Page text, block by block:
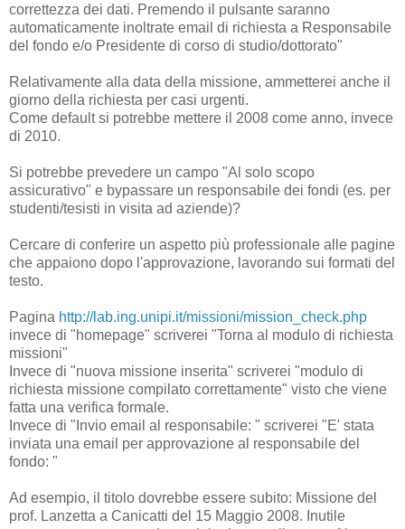
correttezza dei dati. Premendo il pulsante saranno
automaticamente inoltrate email di richiesta a Responsabile
del fondo e/o Presidente di corso di studio/dottorato"
Relativamente alla data della missione, ammetterei anche il
giorno della richiesta per casi urgenti.
Come default si potrebbe mettere il 2008 come anno, invece
di 2010.
Si potrebbe prevedere un campo "Al solo scopo
assicurativo" e bypassare un responsabile dei fondi (es. per
studenti/tesisti in visita ad aziende)?
Cercare di conferire un aspetto più professionale alle pagine
che appaiono dopo l'approvazione, lavorando sui formati del
testo.
Pagina http://lab.ing.unipi.it/missioni/mission_check.php
invece di "homepage" scriverei "Torna al modulo di richiesta
missioni"
Invece di "nuova missione inserita" scriverei "modulo di
richiesta missione compilato correttamente" visto che viene
fatta una verifica formale.
Invece di "Invio email al responsabile: " scriverei "E' stata
inviata una email per approvazione al responsabile del
fondo: "
Ad esempio, il titolo dovrebbe essere subito: Missione del
prof. Lanzetta a Canicatti del 15 Maggio 2008. Inutile